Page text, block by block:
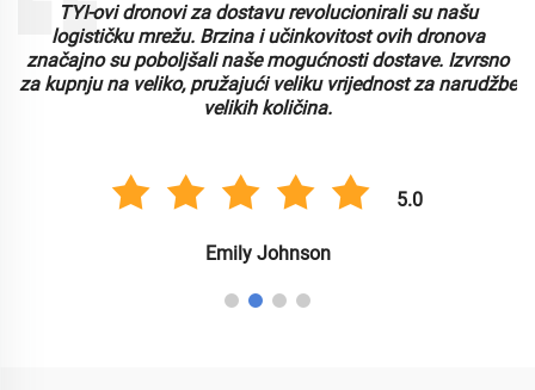
TYI-ovi dronovi za dostavu revolucionirali su našu
logističku mrežu. Brzina i učinkovitost ovih dronova
značajno su poboljšali naše mogućnosti dostave. Izvrsno
za kupnju na veliko, pružajući veliku vrijednost za narudžbe
velikih količina.
5.0
Emily Johnson